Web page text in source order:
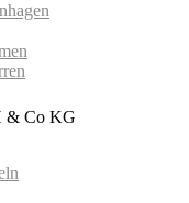
& Co KG